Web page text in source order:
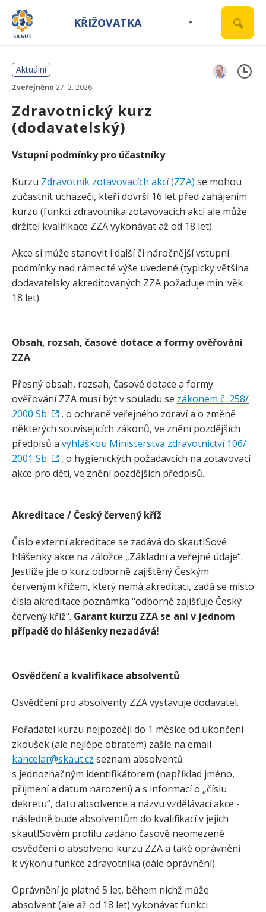
KŘIŽOVATKA
Aktuální
Zveřejněno 27. 2. 2026
Zdravotnický kurz
(dodavatelský)
Vstupní podmínky pro účastníky
Kurzu Zdravotník zotavovacích akcí (ZZA) se mohou
zúčastnit uchazeči, kteří dovrší 16 let před zahájením
kurzu (funkci zdravotníka zotavovacích akcí ale může
držitel kvalifikace ZZA vykonávat až od 18 let).
Akce si může stanovit i další či náročnější vstupní
podmínky nad rámec té výše uvedené (typicky většina
dodavatelsky akreditovaných ZZA požaduje min. věk
18 let).
Obsah, rozsah, časové dotace a formy ověřování
ZZA
Přesný obsah, rozsah, časové dotace a formy
ověřování ZZA musí být v souladu se zákonem č. 258/​
2000 Sb.
, o ochraně veřejného zdraví a o změně
některých souvisejících zákonů, ve znění pozdějších
předpisů a vyhláškou Ministerstva zdravotnictví 106/​
2001 Sb.
, o hygienických požadavcích na zotavovací
akce pro děti, ve znění pozdějších předpisů.
Akreditace / Český červený kříž
Číslo externí akreditace se zadává do skautISové
hlášenky akce na záložce „Základní a veřejné údaje“.
Jestliže jde o kurz odborně zajištěný Českým
červeným křížem, který nemá akreditaci, zadá se místo
čísla akreditace poznámka "odborně zajišťuje Český
červený kříž". Garant kurzu ZZA se ani v jednom
případě do hlášenky nezadává!
Osvědčení a kvalifikace absolventů
Osvědčení pro absolventy ZZA vystavuje dodavatel.
Pořadatel kurzu nejpozději do 1 měsíce od ukončení
zkoušek (ale nejlépe obratem) zašle na email
kancelar@skaut.cz seznam absolventů
s jednoznačným identifikátorem (například jméno,
příjmení a datum narození) a s informací o „číslu
dekretu“, datu absolvence a názvu vzdělávací akce -
následně bude absolventům do kvalifikací v jejich
skautISovém profilu zadáno časově neomezené
osvědčení o absolvenci kurzu ZZA a také oprávnění
k výkonu funkce zdravotníka (dále oprávnění).
Oprávnění je platné 5 let, během nichž může
absolvent (ale až od 18 let) vykonávat funkci